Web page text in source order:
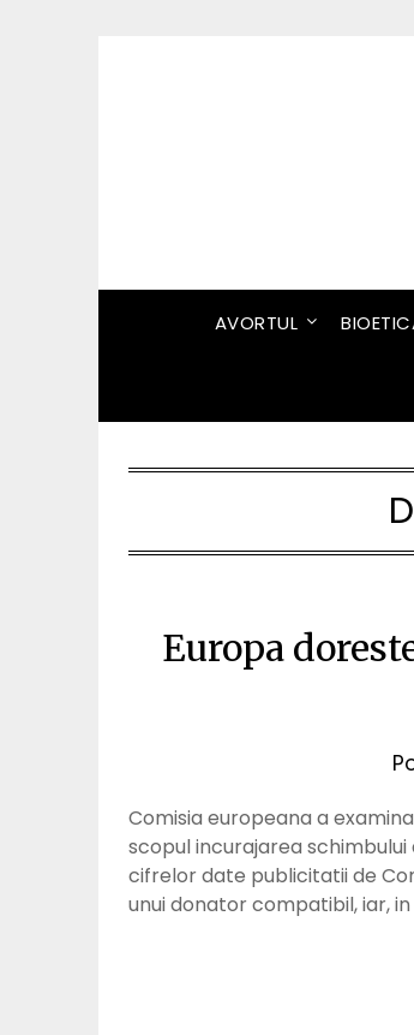
AVORTUL
Europa
Comisia europeana a
scopul incurajarea
cifrelor date publicitatii de
unui donator compatibil, iar,